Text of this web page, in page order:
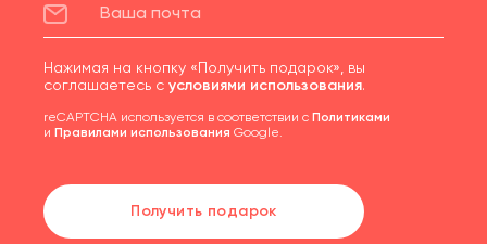
Нажимая на кнопку «Получить подарок», вы
соглашаетесь с условиями использования.
reCAPTCHA используется в соответствии с Политиками
и Правилами использования Google.
Получить подарок